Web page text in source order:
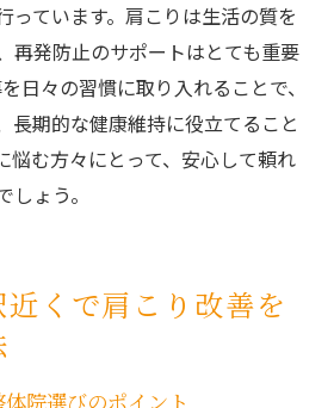
っています。肩こりは生活の質を
再発防止のサポートはとても重要
日々の習慣に取り入れることで、
長期的な健康維持に役立てること
悩む方々にとって、安心して頼れ
ょう。
くで肩こり改善を
院選びのポイント